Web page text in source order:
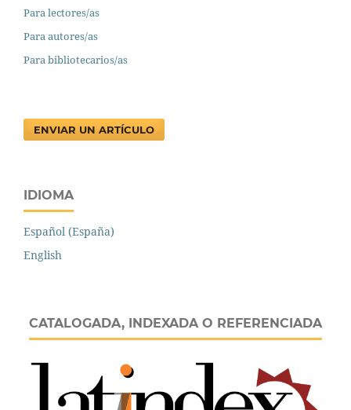
Para lectores/as
Para autores/as
Para bibliotecarios/as
ENVIAR UN ARTÍCULO
IDIOMA
Español (España)
English
CATALOGADA, INDEXADA O REFERENCIADA